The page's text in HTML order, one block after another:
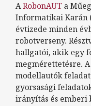
ARobonAUT a
Informatikai Karán
évtizede minden
robotverseny.
hallgatói, akik egy
megmérettetésre.
modellautók
gyorsasági
irányítás és emberi